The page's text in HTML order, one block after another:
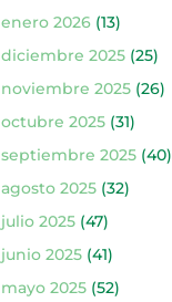
enero 2026(13)
diciembre 2025(25)
noviembre 2025(26)
octubre 2025(31)
septiembre 2025(40)
agosto 2025(32)
julio 2025(47)
junio 2025(41)
mayo 2025(52)